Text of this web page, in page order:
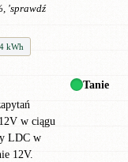
'sprawdź
kWh
w ciągu
LDC w
12V.
Tanie